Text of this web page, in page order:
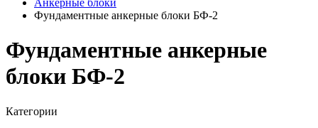
Анкерные блоки
Фундаментные анкерные блоки БФ-2
Фундаментные анкерные
блоки БФ-2
Категории